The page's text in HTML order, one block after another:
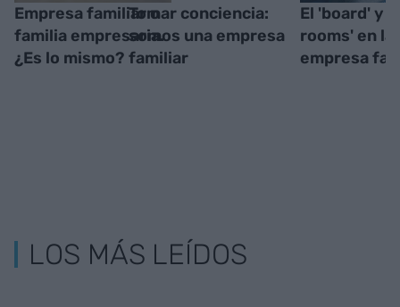
Empresa familiar o
familia empresaria.
¿Es lo mismo?
Tomar conciencia:
somos una empresa
familiar
El 'board' y
rooms' en la
empresa
LOS MÁS LEÍDOS